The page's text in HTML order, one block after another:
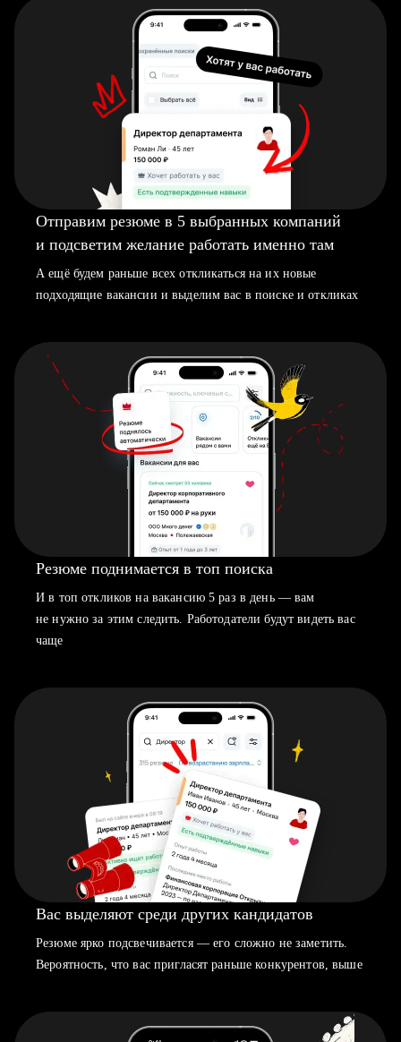
Отправим резюме в 5 выбранных компаний
и подсветим желание работать именно там
А ещё будем раньше всех откликаться на их новые
подходящие вакансии и выделим вас в поиске и откликах
Резюме поднимается в топ поиска
И в топ откликов на вакансию 5 раз в день — вам
не нужно за этим следить. Работодатели будут видеть вас
чаще
Вас выделяют среди других кандидатов
Резюме ярко подсвечивается — его сложно не заметить.
Вероятность, что вас пригласят раньше конкурентов, выше